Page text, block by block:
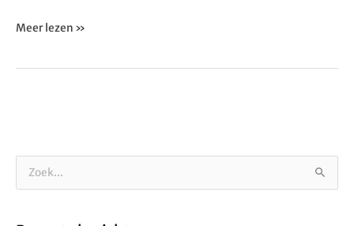
Meer lezen »